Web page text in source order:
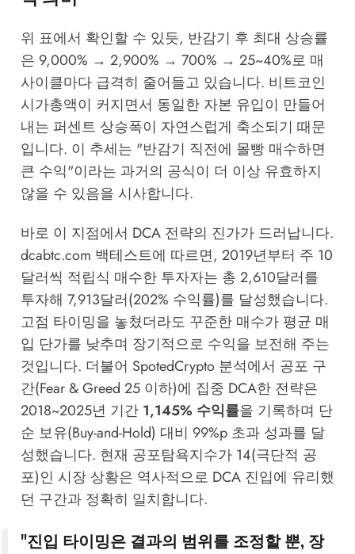
위 표에서 확인할 수 있듯, 반감기 후 최대 상승률
은 9,000% → 2,900% → 700% → 25~40%로 매
사이클마다 급격히 줄어들고 있습니다. 비트코인
시가총액이 커지면서 동일한 자본 유입이 만들어
내는 퍼센트 상승폭이 자연스럽게 축소되기 때문
입니다. 이 추세는 "반감기 직전에 몰빵 매수하면
큰 수익"이라는 과거의 공식이 더 이상 유효하지
않을 수 있음을 시사합니다.
바로 이 지점에서 DCA 전략의 진가가 드러납니다.
dcabtc.com 백테스트에 따르면, 2019년부터 주 10
달러씩 적립식 매수한 투자자는 총 2,610달러를
투자해 7,913달러(202% 수익률)를 달성했습니다.
고점 타이밍을 놓쳤더라도 꾸준한 매수가 평균 매
입 단가를 낮추며 장기적으로 수익을 보전해 주는
것입니다. 더불어 SpotedCrypto분석에서 공포 구
간(Fear & Greed 25 이하)에 집중 DCA한 전략은
2018~2025년 기간 1,145% 수익률을 기록하며 단
순 보유(Buy-and-Hold) 대비 99%p 초과 성과를 달
성했습니다. 현재 공포탐욕지수가 14(극단적 공
포)인 시장 상황은 역사적으로 DCA 진입에 유리했
던 구간과 정확히 일치합니다.
"진입 타이밍은 결과의 범위를 조정할 뿐, 장